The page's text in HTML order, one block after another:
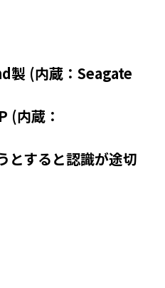
製 (内蔵：Seagate
(内蔵：
とすると認識が途切